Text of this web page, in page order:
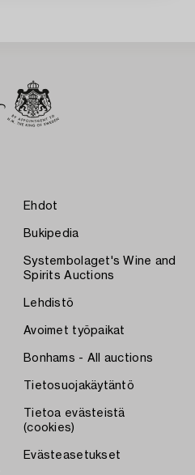
Ehdot
Bukipedia
Systembolaget's Wine and
Spirits Auctions
Lehdistö
Avoimet työpaikat
Bonhams - All auctions
Tietosuojakäytäntö
Tietoa evästeistä
(cookies)
Evästeasetukset